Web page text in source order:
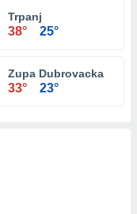
Trpanj
38° 25°
Zupa Dubrovacka
33° 23°